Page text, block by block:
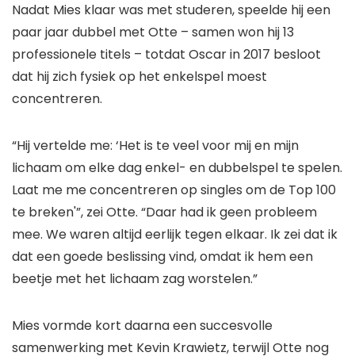
Nadat Mies klaar was met studeren, speelde hij een
paar jaar dubbel met Otte – samen won hij 13
professionele titels – totdat Oscar in 2017 besloot
dat hij zich fysiek op het enkelspel moest
concentreren.
“Hij vertelde me: ‘Het is te veel voor mij en mijn
lichaam om elke dag enkel- en dubbelspel te spelen.
Laat me me concentreren op singles om de Top 100
te breken'”, zei Otte. “Daar had ik geen probleem
mee. We waren altijd eerlijk tegen elkaar. Ik zei dat ik
dat een goede beslissing vind, omdat ik hem een ​​
beetje met het lichaam zag worstelen.”
Mies vormde kort daarna een succesvolle
samenwerking met Kevin Krawietz, terwijl Otte nog